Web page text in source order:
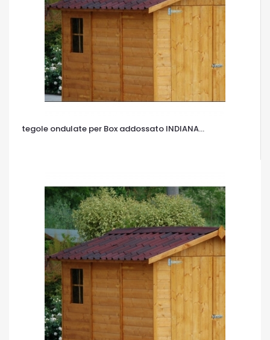
tegole ondulate per Box addossato INDIANA...